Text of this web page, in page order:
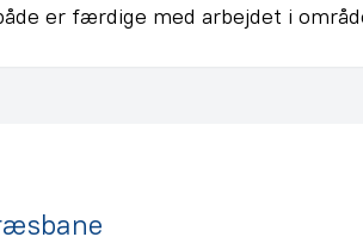
er færdige med arbejdet i